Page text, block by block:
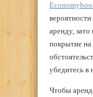
аренду,
покрытие
убедитесь в
Чтобы